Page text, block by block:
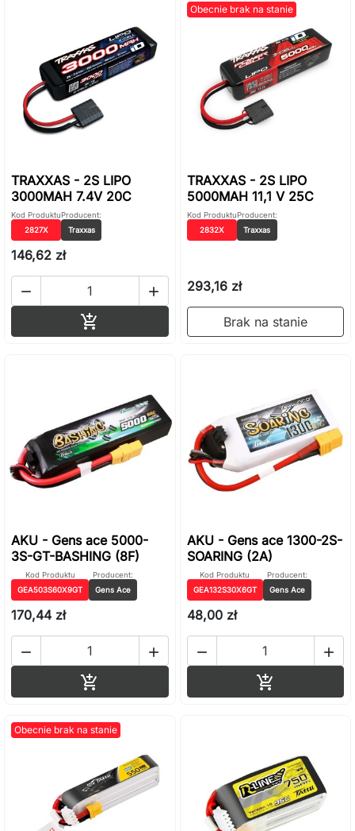
TRAXXAS - 2S LIPO
3000MAH 7.4V 20C
Kod Produktu
2827X
Producent:
Traxxas
146,62 zł
 

Obecnie brak na stanie
TRAXXAS - 2S LIPO
5000MAH 11,1 V 25C
Kod Produktu
2832X
Producent:
Traxxas
293,16 zł
Brak na stanie
AKU - Gens ace 5000-
3S-GT-BASHING (8F)
Kod Produktu
GEA503S60X9GT
Producent:
Gens Ace
170,44 zł
 

AKU - Gens ace 1300-2S-
SOARING (2A)
Kod Produktu
GEA132S30X6GT
Producent:
Gens Ace
48,00 zł
 

Obecnie brak na stanie